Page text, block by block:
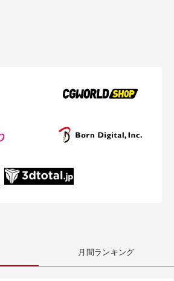
月間ランキング